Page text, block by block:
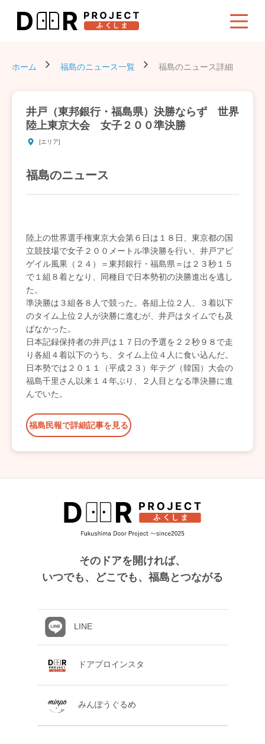
ホーム 福島のニュース一覧 福島のニュース詳細
井戸（東邦銀行・福島県）決勝ならず 世界
陸上東京大会 女子２００準決勝
[エリア]
福島のニュース
陸上の世界選手権東京大会第６日は１８日、東京都の国
立競技場で女子２００メートル準決勝を行い、井戸アビ
ゲイル風果（２４）＝東邦銀行・福島県＝は２３秒１５
で１組８着となり、同種目で日本勢初の決勝進出を逃し
た。
準決勝は３組各８人で競った。各組上位２人、３着以下
のタイム上位２人が決勝に進むが、井戸はタイムでも及
ばなかった。
日本記録保持者の井戸は１７日の予選を２２秒９８で走
り各組４着以下のうち、タイム上位４人に食い込んだ。
日本勢では２０１１（平成２３）年テグ（韓国）大会の
福島千里さん以来１４年ぶり、２人目となる準決勝に進
んでいた。
福島民報で詳細記事を見る
そのドアを開ければ、
いつでも、どこでも、福島とつながる
LINE
ドアプロインスタ
みんぽうぐるめ